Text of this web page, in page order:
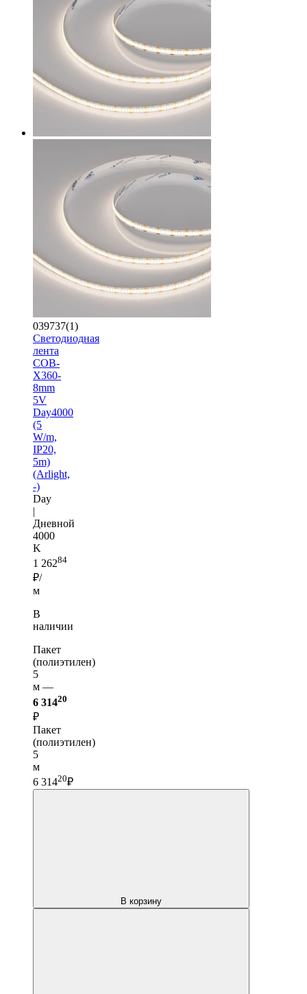
039737(1)
Светодиодная
лента
COB-
X360-
8mm
5V
Day4000
(5
W/m,
IP20,
5m)
(Arlight,
-)
Day
|
Дневной
4000
K
1 26284
₽/
м
В
наличии
Пакет
(полиэтилен)
5
м —
6 31420
₽
Пакет
(полиэтилен)
5
м
6 31420₽
В корзину